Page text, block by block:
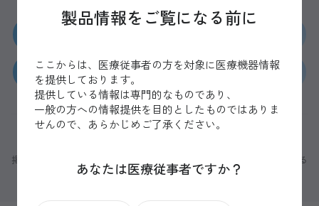
見積もりを依頼する
掲載情報について：仕様および外観等は改良のため、予告なく変更する
ことがあります。
製品情報をご覧になる前に
ここからは、医療従事者の方を対象に医療機器情報
を提供しております。
提供している情報は専門的なものであり、
一般の方への情報提供を目的としたものではありま
せんので、あらかじめご了承ください。
あなたは医療従事者ですか？